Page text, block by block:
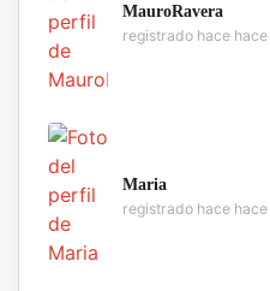
MauroRavera
registrado hace
Maria
registrado hace hace